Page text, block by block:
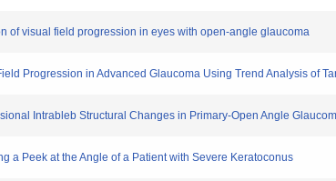
of visual field progression in eyes with open-angle glaucoma
Progression in Advanced Glaucoma Using Trend Analysis of
Intrableb Structural Changes in Primary-Open Angle
a Peek at the Angle of a Patient with Severe Keratoconus